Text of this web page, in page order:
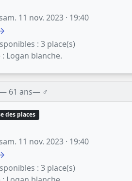
sam. 11 nov. 2023 · 19:40
: 3 place(s)
: Logan blanche.
61 ans— ♂️
des places
sam. 11 nov. 2023 · 19:40
: 3 place(s)